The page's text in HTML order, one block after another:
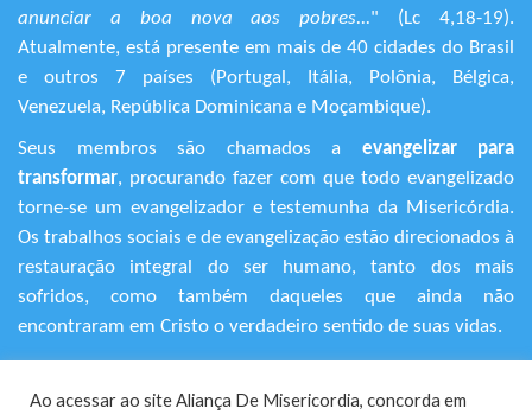
anunciar a boa nova aos pobres..." (Lc 4,18-19).
Atualmente, está presente em mais de 40 cidades do Brasil
e outros 7 países (Portugal, Itália, Polônia, Bélgica,
Venezuela, República Dominicana e Moçambique).
Seus membros são chamados a evangelizar para
transformar, procurando fazer com que todo evangelizado
torne-se um evangelizador e testemunha da Misericórdia.
Os trabalhos sociais e de evangelização estão direcionados à
restauração integral do ser humano, tanto dos mais
sofridos, como também daqueles que ainda não
encontraram em Cristo o verdadeiro sentido de suas vidas.
Rua Avanhandava, 616 – Bela Vista
Ao acessar ao site Aliança De Misericordia, concorda em